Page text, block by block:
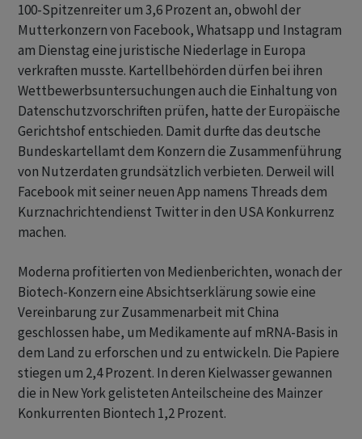
100-Spitzenreiter um 3,6 Prozent an, obwohl der
Mutterkonzern von Facebook, Whatsapp und Instagram
am Dienstag eine juristische Niederlage in Europa
verkraften musste. Kartellbehörden dürfen bei ihren
Wettbewerbsuntersuchungen auch die Einhaltung von
Datenschutzvorschriften prüfen, hatte der Europäische
Gerichtshof entschieden. Damit durfte das deutsche
Bundeskartellamt dem Konzern die Zusammenführung
von Nutzerdaten grundsätzlich verbieten. Derweil will
Facebook mit seiner neuen App namens Threads dem
Kurznachrichtendienst Twitter in den USA Konkurrenz
machen.
Moderna profitierten von Medienberichten, wonach der
Biotech-Konzern eine Absichtserklärung sowie eine
Vereinbarung zur Zusammenarbeit mit China
geschlossen habe, um Medikamente auf mRNA-Basis in
dem Land zu erforschen und zu entwickeln. Die Papiere
stiegen um 2,4 Prozent. In deren Kielwasser gewannen
die in New York gelisteten Anteilscheine des Mainzer
Konkurrenten Biontech 1,2 Prozent.